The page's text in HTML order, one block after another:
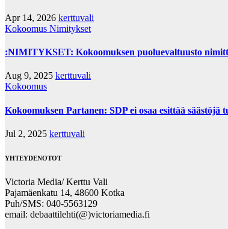
Apr 14, 2026 kerttuvali
Kokoomus Nimitykset
:NIMITYKSET: Kokoomuksen puoluevaltuusto
Aug 9, 2025 kerttuvali
Kokoomus
Kokoomuksen Partanen: SDP ei osaa esittää
Jul 2, 2025 kerttuvali
YHTEYDENOTOT
Victoria Media/ Kerttu Vali
Pajamäenkatu 14, 48600 Kotka
Puh/SMS: 040-5563129
email: debaattilehti(@)victoriamedia.fi